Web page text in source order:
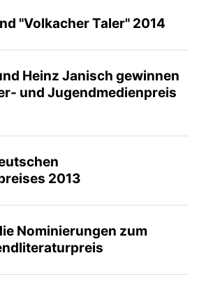
"Volkacher Taler" 2014
Heinz Janisch gewinnen
und Jugendmedienpreis
2013
Nominierungen zum